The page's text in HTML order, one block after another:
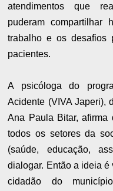
atendimentos que
puderam compartilhar
trabalho e os desafios
pacientes.
A psicóloga do
Acidente (VIVA Japeri),
Ana Paula Bitar, afirma
todos os setores da
(saúde, educação,
dialogar. Então a ideia
cidadão do